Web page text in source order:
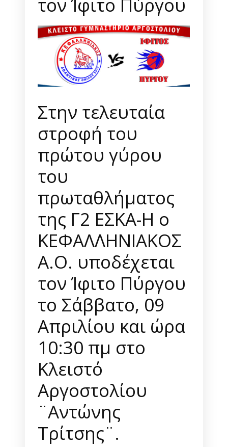
Στην τελευταία
στροφή του
πρώτου γύρου
του
πρωταθλήματος
της Γ2 ΕΣΚΑ-Η ο
ΚΕΦΑΛΛΗΝΙΑΚΟΣ
Α.Ο. υποδέχεται
τον Ίφιτο Πύργου
το Σάββατο, 09
Απριλίου και ώρα
10:30 πμ στο
Κλειστό
Αργοστολίου
¨Αντώνης
Τρίτσης¨.